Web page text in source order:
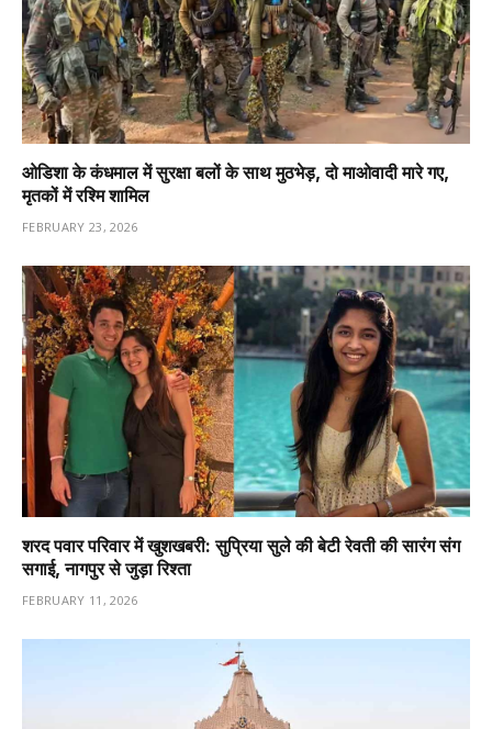
ओडिशा के कंधमाल में सुरक्षा बलों के साथ मुठभेड़, दो माओवादी मारे गए,
मृतकों में रश्मि शामिल
FEBRUARY 23, 2026
शरद पवार परिवार में खुशखबरी: सुप्रिया सुले की बेटी रेवती की सारंग संग
सगाई, नागपुर से जुड़ा रिश्ता
FEBRUARY 11, 2026